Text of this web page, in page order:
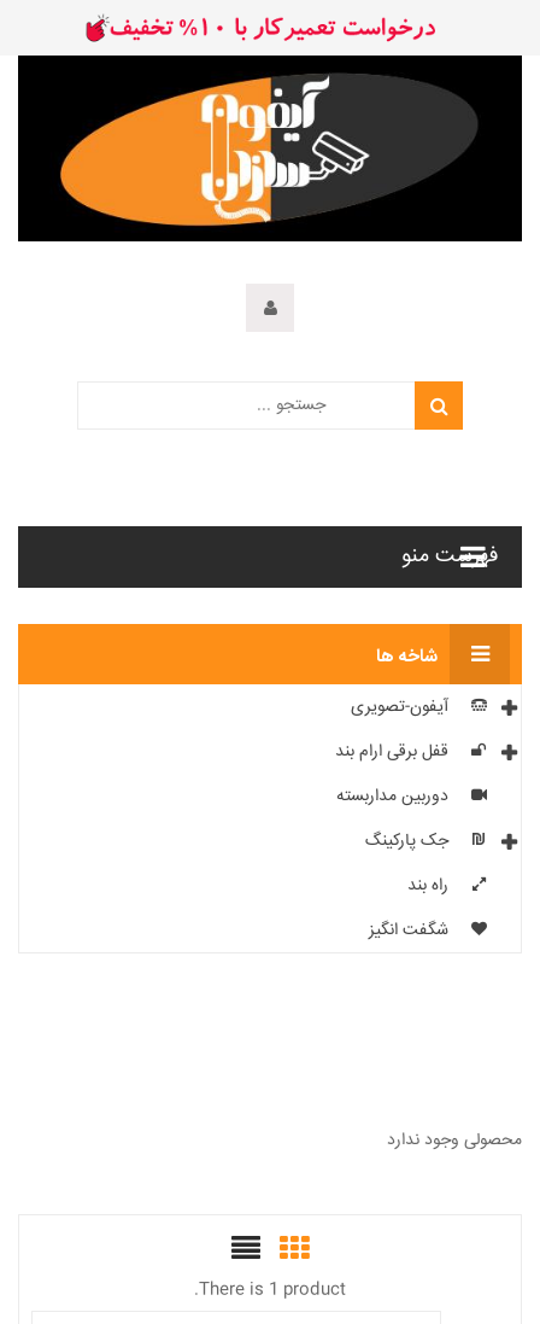
فهرست منو
شاخه ها
آیفون-تصویری
قفل برقی ارام بند
دوربین مداربسته
جک پارکینگ
راه بند
شگفت انگیز
محصولی وجود ندارد
There is 1 product.